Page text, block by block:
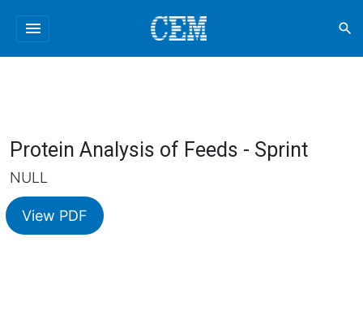
menu search
Protein Analysis of Feeds - Sprint
NULL
View PDF